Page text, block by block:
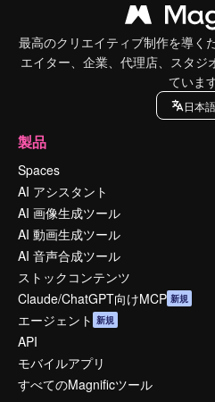
最高のクリエイティブ制作を導く
エイター、企業、代理店、スタジ
ていま
日本語
製品
Spaces
AI アシスタント
AI 画像生成ツール
AI 動画生成ツール
AI 音声合成ツール
ストックコンテンツ
Claude/ChatGPT向けMCP 新規
エージェント 新規
API
モバイルアプリ
すべてのMagnificツール